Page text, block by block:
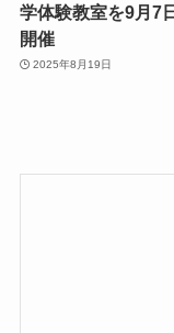
学体験教室を9月7
開催
2025年8月19日